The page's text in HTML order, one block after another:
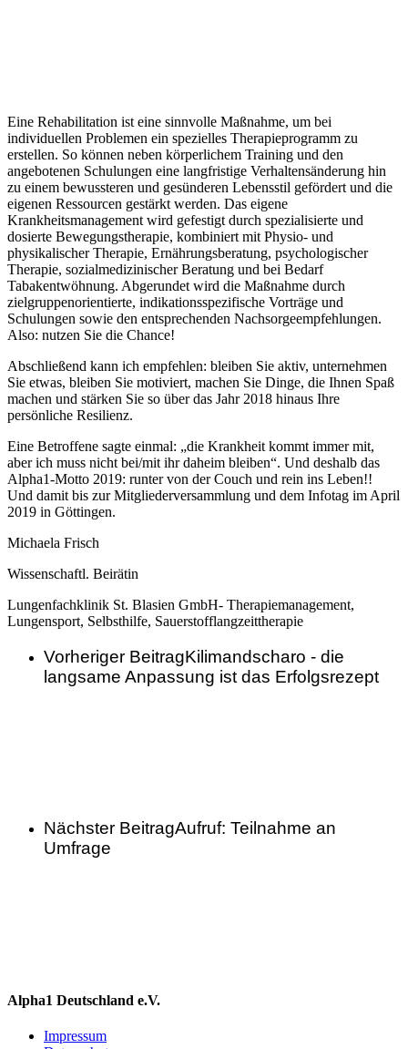
Eine Rehabilitation ist eine sinnvolle Maßnahme, um bei
individuellen Problemen ein spezielles Therapieprogramm zu
erstellen. So können neben körperlichem Training und den
angebotenen Schulungen eine langfristige Verhaltensänderung hin
zu einem bewussteren und gesünderen Lebensstil gefördert und die
eigenen Ressourcen gestärkt werden. Das eigene
Krankheitsmanagement wird gefestigt durch spezialisierte und
dosierte Bewegungstherapie, kombiniert mit Physio- und
physikalischer Therapie, Ernährungsberatung, psychologischer
Therapie, sozialmedizinischer Beratung und bei Bedarf
Tabakentwöhnung. Abgerundet wird die Maßnahme durch
zielgruppenorientierte, indikationsspezifische Vorträge und
Schulungen sowie den entsprechenden Nachsorgeempfehlungen.
Also: nutzen Sie die Chance!
Abschließend kann ich empfehlen: bleiben Sie aktiv, unternehmen
Sie etwas, bleiben Sie motiviert, machen Sie Dinge, die Ihnen Spaß
machen und stärken Sie so über das Jahr 2018 hinaus Ihre
persönliche Resilienz.
Eine Betroffene sagte einmal: „die Krankheit kommt immer mit,
aber ich muss nicht bei/mit ihr daheim bleiben“. Und deshalb das
Alpha1-Motto 2019: runter von der Couch und rein ins Leben!!
Und damit bis zur Mitgliederversammlung und dem Infotag im April
2019 in Göttingen.
Michaela Frisch
Wissenschaftl. Beirätin
Lungenfachklinik St. Blasien GmbH- Therapiemanagement,
Lungensport, Selbsthilfe, Sauerstofflangzeittherapie
Vorheriger BeitragKilimandscharo - die
langsame Anpassung ist das Erfolgsrezept
Nächster BeitragAufruf: Teilnahme an
Umfrage
Alpha1 Deutschland e.V.
Impressum